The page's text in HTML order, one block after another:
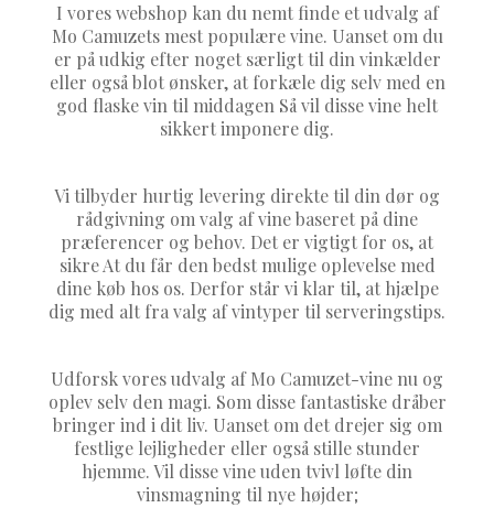
I vores webshop kan du nemt finde et udvalg af
Mo Camuzets mest populære vine. Uanset om du
er på udkig efter noget særligt til din vinkælder
eller også blot ønsker, at forkæle dig selv med en
god flaske vin til middagen Så vil disse vine helt
sikkert imponere dig.
Vi tilbyder hurtig levering direkte til din dør og
rådgivning om valg af vine baseret på dine
præferencer og behov. Det er vigtigt for os, at
sikre At du får den bedst mulige oplevelse med
dine køb hos os. Derfor står vi klar til, at hjælpe
dig med alt fra valg af vintyper til serveringstips.
Udforsk vores udvalg af Mo Camuzet-vine nu og
oplev selv den magi. Som disse fantastiske dråber
bringer ind i dit liv. Uanset om det drejer sig om
festlige lejligheder eller også stille stunder
hjemme. Vil disse vine uden tvivl løfte din
vinsmagning til nye højder;